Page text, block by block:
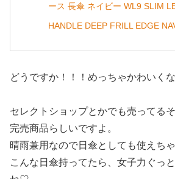
ース 長傘 ネイビー WL9 SLIM
HANDLE DEEP FRILL EDGE
どうですか！！！めっちゃかわいく
セレクトショップとかでも売ってる
完売商品らしいですよ。
晴雨兼用なので日傘としても使えちゃ
こんな日傘持ってたら、女子力ぐっ